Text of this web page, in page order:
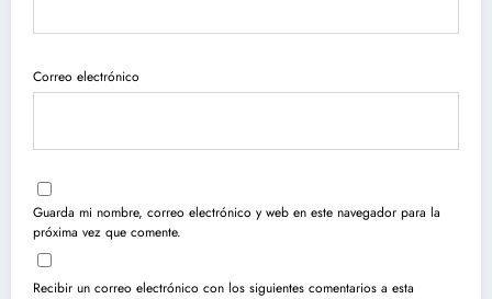
Correo electrónico
Guarda mi nombre, correo electrónico y web en este navegador para la
próxima vez que comente.
Recibir un correo electrónico con los siguientes comentarios a esta